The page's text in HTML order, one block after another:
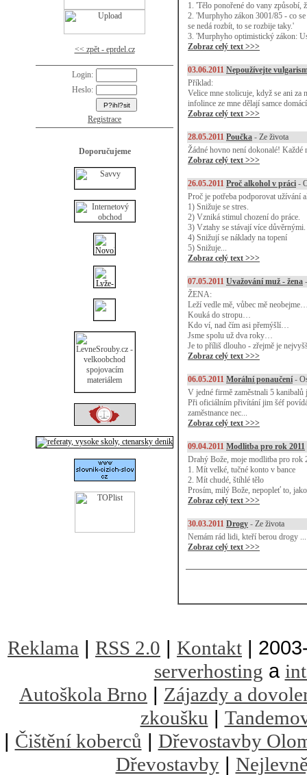
<< zpět - eprdel.cz
Login:
Heslo:
Registrace
Doporučujeme
1. 'Tělo ponořené do vany způsobí,
2. 'Murphyho zákon 3001/85 - co
se nedá rozbít, to se rozbije taky.'
3. 'Murphyho optimistický zákon:
Zobraz celý text >>>
03.06.2011 Nepoužívejte
Příklad:
Velice mne stolicuje, když se ani za
infolince ze mne dělají samce
Zobraz celý text >>>
28.05.2011 Poučka - Ze života
Žádné hovno není dokonalé! Každé
Zobraz celý text >>>
26.05.2011 Proč alkohol v práci -
Proč je potřeba podporovat užívání
1) Snižuje se stres.
2) Vzniká stimul chození do práce.
3) Vztahy se stávají více důvěrnými.
4) Snižují se náklady na topení
5) Snižuje...
Zobraz celý text >>>
07.05.2011 Uvažování muž - žena
ŽENA:
Leží vedle mě, vůbec mě
Kouká do stropu…
Kdo ví, nad čím asi přemýšlí…
Jsme spolu už dva roky…
Je to příliš dlouho - zřejmě je
Zobraz celý text >>>
06.05.2011 Morální ponaučení-
V jedné firmě zaměstnali 5 kanibalů
Při oficiálním přivítání jim šéf
zaměstnance nec...
Zobraz celý text >>>
09.04.2011 Modlitba pro rok 2011
Drahý Bože, moje modlitba pro rok
1. Mít velké, tučné konto v bance
2. Mít chudé, štíhlé tělo
Prosím, milý Bože, nepopleť to,
Zobraz celý text >>>
30.03.2011 Drogy - Ze života
Nemám rád lidi, kteří berou drogy
Zobraz celý text >>>
Reklama | RSS 2.0 | Kontakt |
serverhosting a
Autoškola Brno | Zájazdy a
zkoušku |
| Čištění koberců | Dřevostavby
Dřevostavby|